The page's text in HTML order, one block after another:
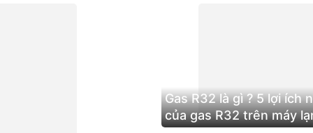
Gas R32 là gì ? 5 lợi ích
của gas R32 trên máy